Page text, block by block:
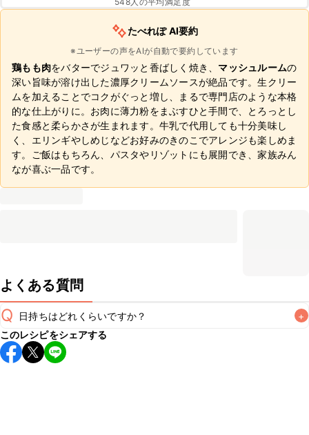
たべれぽ AI要約
※ユーザーの声をAIが自動で要約しています
鶏もも肉をバターでジュワッと香ばしく焼き、 マッシュルームの
深い旨味が溶け出した濃厚クリームソースが絶品です。生クリー
ムを加えることでコクがぐっと増し、まるで専門店のような本格
的な仕上がりに。お肉に薄力粉をまぶすひと手間で、とろっとし
た食感と柔らかさが生まれます。牛乳で代用しても十分美味し
く、エリンギやしめじなどお好みのきのこでアレンジも楽しめま
す。ご飯はもちろん、パスタやリゾットにも展開でき、家族みん
なが喜ぶ一品です。
よくある質問
Q 日持ちはどれくらいですか？ +
保存期間は冷蔵で翌日中が目安です。なるべくお早めにお召
し上がりください。
このレシピをシェアする